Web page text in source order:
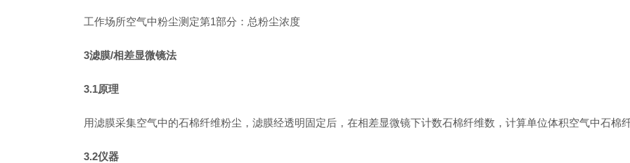
工作场所空气中粉尘测定第1部分：总粉尘浓度
3滤膜/相差显微镜法
3.1原理
用滤膜采集空气中的石棉纤维粉尘，滤膜经透明固定后，在相差显微镜下计数石棉纤维数，计算单位体积空气中石棉纤
3.2仪器